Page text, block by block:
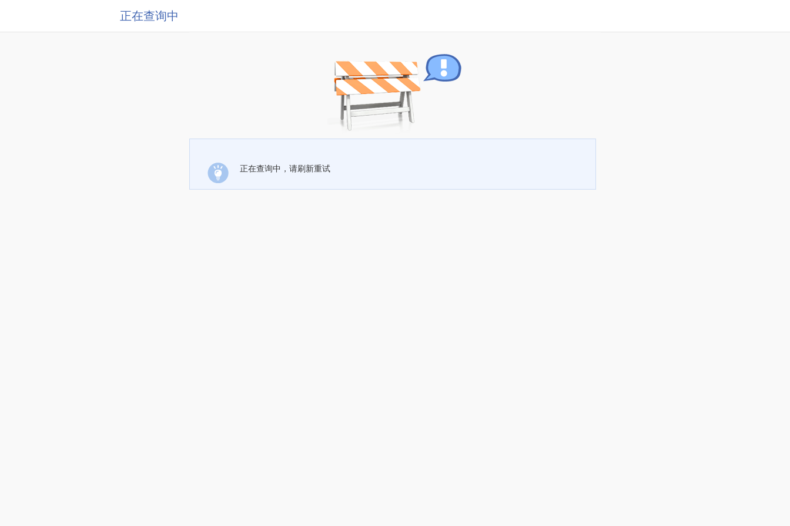
正在查询中
正在查询中，请刷新重试